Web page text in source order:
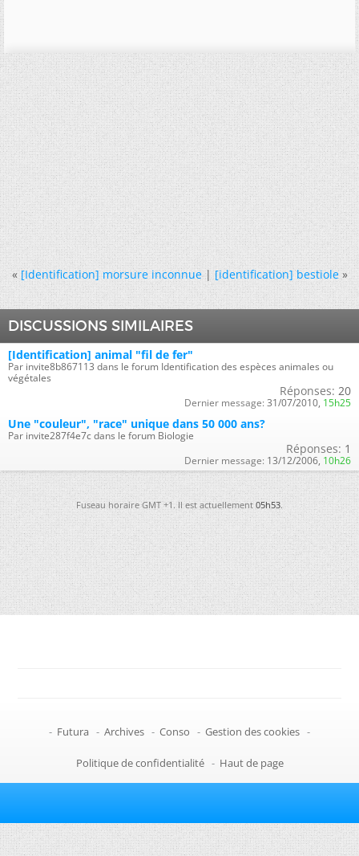
« [Identification] morsure inconnue|[identification] bestiole »
DISCUSSIONS SIMILAIRES
[Identification] animal "fil de fer"
Par invite8b867113 dans le forum Identification des espèces animales ou
végétales
Réponses: 20
Dernier message: 31/07/2010, 15h25
Une "couleur", "race" unique dans 50 000 ans?
Par invite287f4e7c dans le forum Biologie
Réponses: 1
Dernier message: 13/12/2006, 10h26
Fuseau horaire GMT +1. Il est actuellement05h53.
- Futura - Archives - Conso - Gestion des cookies -
Politique de confidentialité - Haut de page